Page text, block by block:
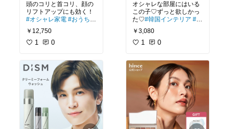
頭のコリと首コリ、顔の
リフトアップにも効く！
#オシャレ家電 #おうち時
間充実 #生活家電
￥12,750
1 0
オシャレな部屋にはいる
この子♡ずっと欲しかっ
た♡#韓国インテリア #ナ
チュラルインテリア
欧雑貨
￥3,080
1 0